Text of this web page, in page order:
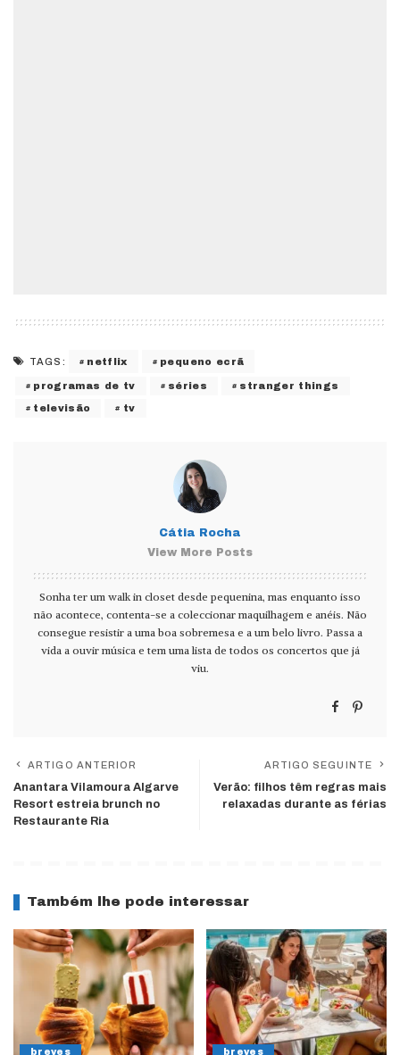
TAGS: netflix pequeno ecrã
programas de tv séries stranger things
televisão tv
Cátia Rocha
View More Posts
Sonha ter um walk in closet desde pequenina, mas enquanto isso
não acontece, contenta-se a coleccionar maquilhagem e anéis. Não
consegue resistir a uma boa sobremesa e a um belo livro. Passa a
vida a ouvir música e tem uma lista de todos os concertos que já
viu.
ARTIGO ANTERIOR
Anantara Vilamoura Algarve
Resort estreia brunch no
Restaurante Ria
ARTIGO SEGUINTE
Verão: filhos têm regras mais
relaxadas durante as férias
Também lhe pode interessar
breves breves